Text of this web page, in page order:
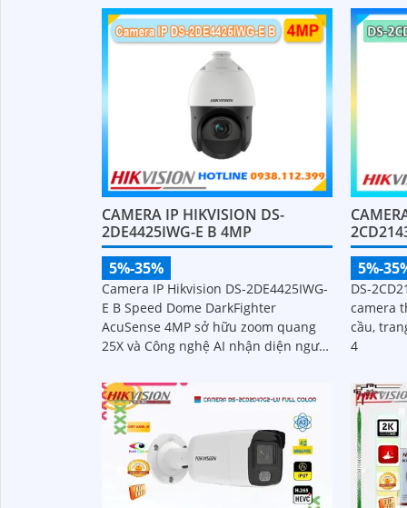
cực kì
CAMERA IP HIKVISION DS-
2DE4425IWG-E B 4MP
5%-35%
Camera IP Hikvision DS-2DE4425IWG-
E B Speed Dome DarkFighter
AcuSense 4MP sở hữu zoom quang
25X và Công nghệ AI nhận diện người
khuôn mặt lên đến 5 khuôn mặt cùng
1 thời điểm
5%-
DS-
camera
cầu,
4